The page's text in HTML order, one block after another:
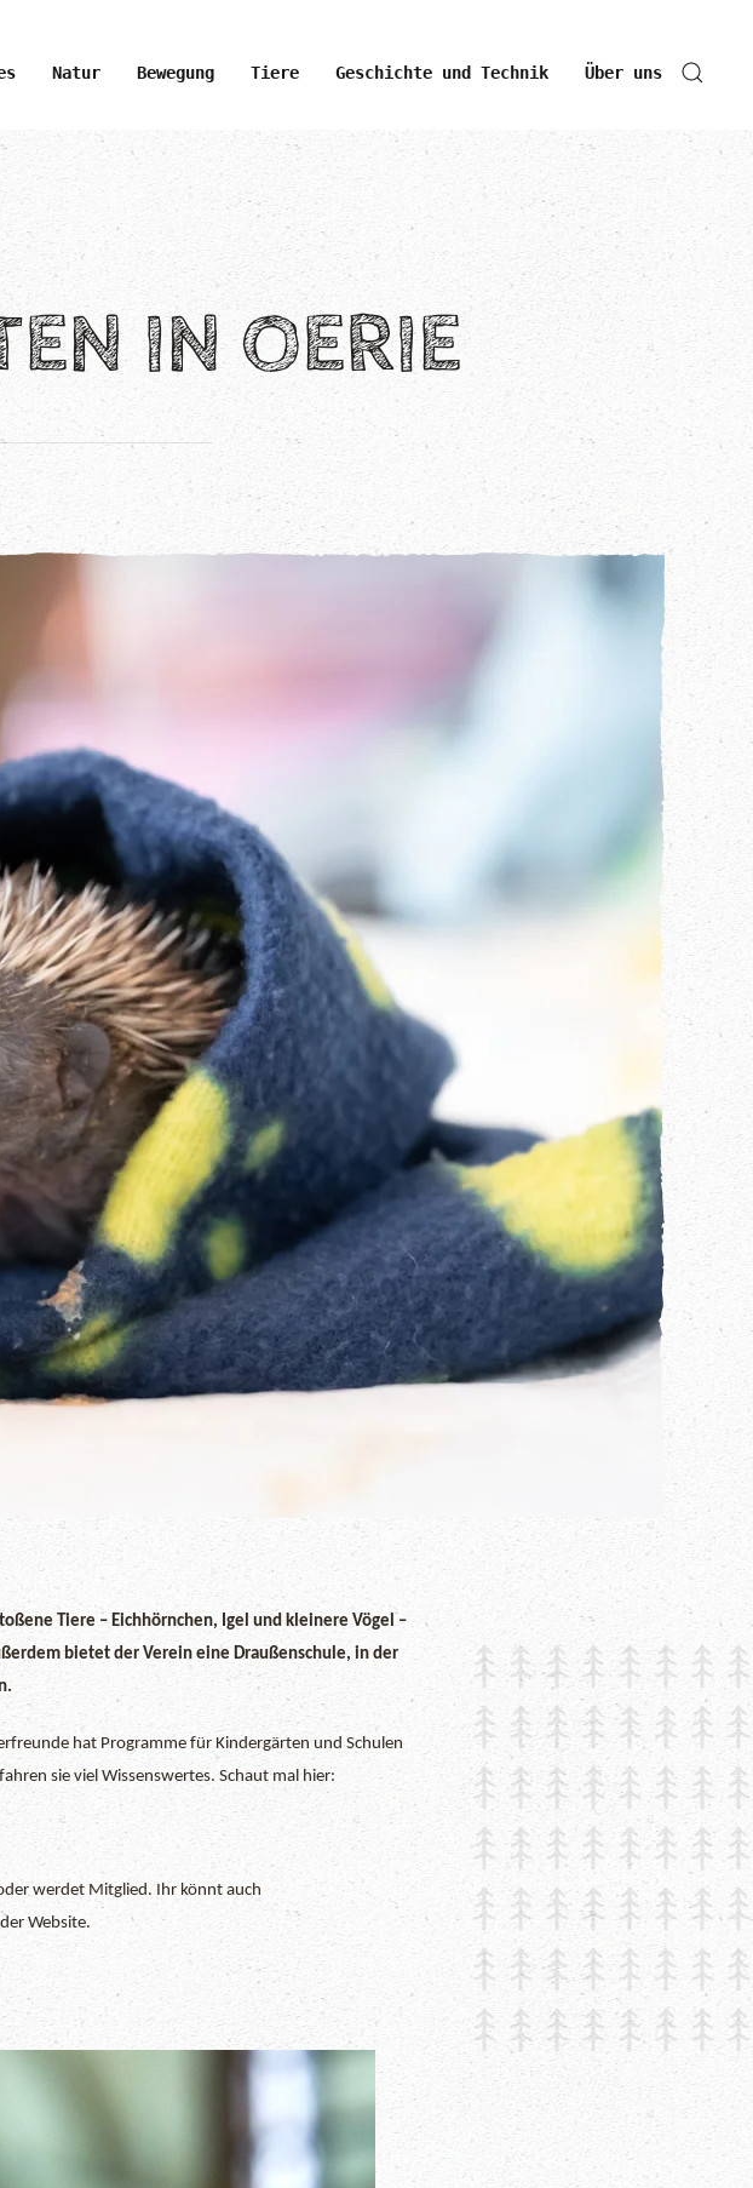
Natur Bewegung Tiere Geschichte und Technik Über uns
IN OERIE
Tiere – Eichhörnchen, Igel und kleinere Vögel –
bietet der Verein eine Draußenschule, in der
hat Programme für Kindergärten und Schulen
sie viel Wissenswertes. Schaut mal hier:
werdet Mitglied. Ihr könnt auch
Website.